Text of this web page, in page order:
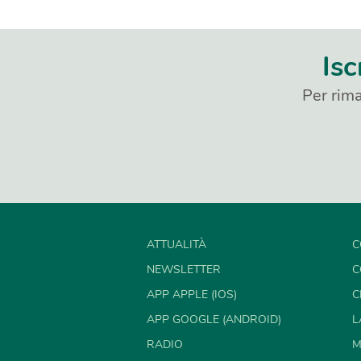
Per
ATTUALITÀ
NEWSLETTER
APP APPLE (IOS)
APP GOOGLE (ANDROID)
RADIO